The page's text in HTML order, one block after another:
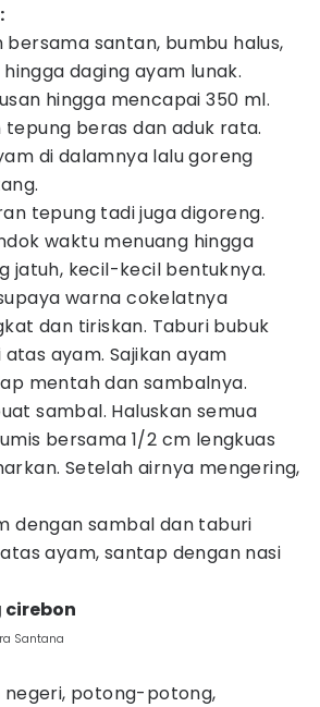
bersama santan, bumbu halus,
daging ayam lunak.
hingga mencapai 350 ml.
tepung beras dan aduk rata.
di dalamnya lalu goreng
tepung tadi juga digoreng.
waktu menuang hingga
jatuh, kecil-kecil bentuknya.
warna cokelatnya
dan tiriskan. Taburi bubuk
ayam. Sajikan ayam
mentah dan sambalnya.
sambal. Haluskan semua
bersama 1/2 cm lengkuas
Setelah airnya mengering,
dengan sambal dan taburi
ayam, santap dengan nasi
cirebon
Santana
negeri, potong-potong,